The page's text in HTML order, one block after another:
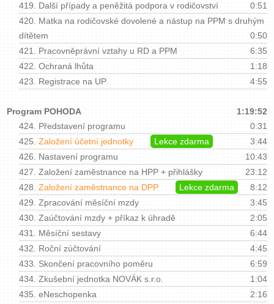
419. Další případy a peněžitá podpora v rodičovství
0:51
420. Matka na rodičovské dovolené a nástup na PPM s druhým
dítětem
0:50
421. Pracovněprávní vztahy u RD a PPM
6:35
422. Ochraná lhůta
1:18
423. Registrace na UP 4:55
Program POHODA
1:19:52
424. Představení programu
0:31
425. Založení účetní jednotky Lekce zdarma
3:44
426. Nastavení programu
10:43
427. Založení zaměstnance na HPP + přihlášky
23:12
428. Založení zaměstnance na DPP Lekce zdarma
8:12
429. Zpracování měsíční mzdy
3:45
430. Zaúčtování mzdy + příkaz k úhradě
2:05
431. Měsíční sestavy
6:44
432. Roční zúčtování
4:45
433. Skončení pracovního poměru
6:59
434. Zkušební jednotka NOVÁK s.r.o.
1:04
435. eNeschopenka
2:16